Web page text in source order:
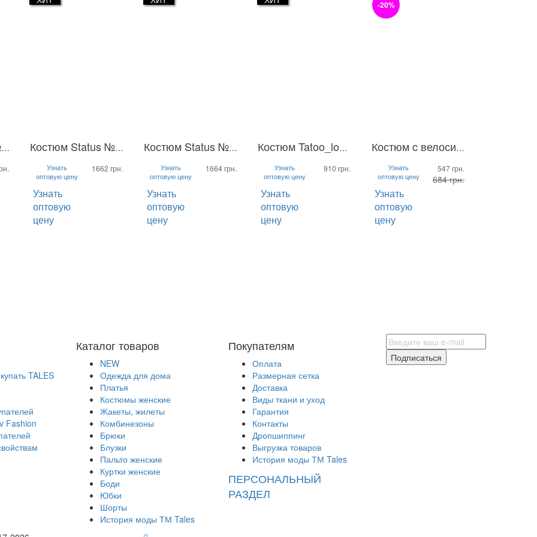
Костюм Status №2 без капюшона L-XL S-M Костюм Status №2 без капюшона
Узнать
оптовую цену
Узнать
оптовую
цену
1662 грн.
L-XL S-M Костюм Status №2 без капюшона
Узнать
оптовую цену
Узнать
оптовую
цену
1664 грн.
S M L Костюм Tatoo_long клеш
Узнать
оптовую цену
Узнать
оптовую
цену
910 грн.
-20%
S M L Костюм c велосипедками Run
Узнать
оптовую цену
Узнать
оптовую
цену
547 грн.
684 грн.
TALES
Fashion
Каталог товаров
NEW
Одежда для дома
Платья
Костюмы женские
Жакеты, жилеты
Комбинезоны
Брюки
Блузки
Пальто женские
Куртки женские
Боди
Юбки
Шорты
История моды ТМ Tales
Покупателям
Оплата
Размерная сетка
Доставка
Виды ткани и уход
Гарантия
Контакты
Дропшиппинг
Выгрузка товаров
История моды ТМ Tales
ПЕРСОНАЛЬНЫЙ
РАЗДЕЛ
Подписаться